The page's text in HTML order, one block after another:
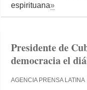
espirituana»
Presidente de
democracia el
AGENCIA PRENSA LATINA